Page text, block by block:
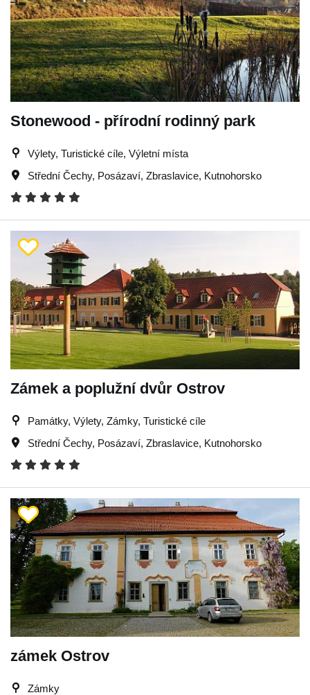
Stonewood - přírodní rodinný park
Výlety, Turistické cíle, Výletní místa
Střední Čechy, Posázaví, Zbraslavice, Kutnohorsko
Zámek a poplužní dvůr Ostrov
Památky, Výlety, Zámky, Turistické cíle
Střední Čechy, Posázaví, Zbraslavice, Kutnohorsko
zámek Ostrov
Zámky